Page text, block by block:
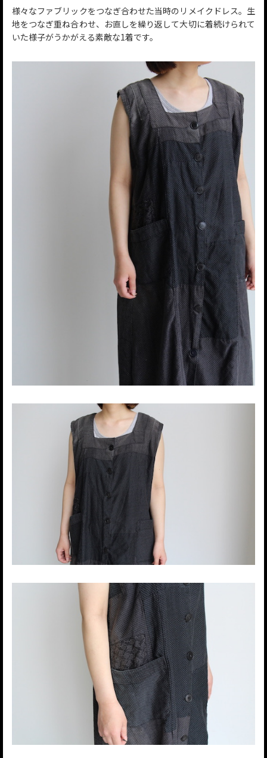
様々なファブリックをつなぎ合わせた当時のリメイクドレス。生
地をつなぎ重ね合わせ、お直しを繰り返して大切に着続けられて
いた様子がうかがえる素敵な1着です。